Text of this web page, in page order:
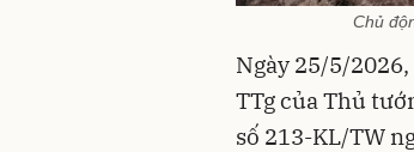
Chủ
Ngày 25/5/
TTg của Thủ
số 213-KL/TW